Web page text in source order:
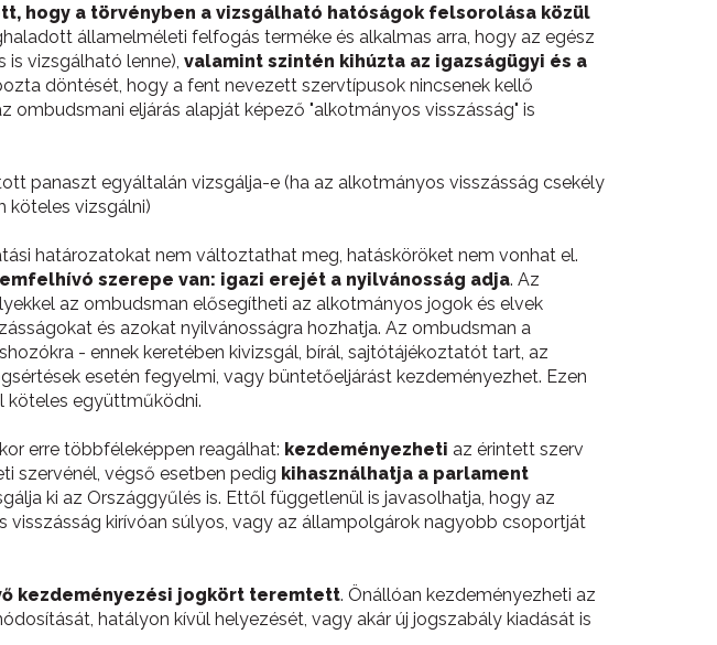
hogy a törvényben a vizsgálható hatóságok felsorolása közül
államelméleti felfogás terméke és alkalmas arra, hogy az egész
is vizsgálható lenne), valamint szintén kihúzta az igazságügyi és a
döntését, hogy a fent nevezett szervtípusok nincsenek kellő
eljárás alapját képező "alkotmányos visszásság" is
panaszt egyáltalán vizsgálja-e (ha az alkotmányos visszásság csekély
köteles vizsgálni)
határozatokat nem változtathat meg, hatásköröket nem vonhat el.
szerepe van: igazi erejét a nyilvánosság adja. Az
az ombudsman elősegítheti az alkotmányos jogok és elvek
és azokat nyilvánosságra hozhatja. Az ombudsman a
- ennek keretében kivizsgál, bírál, sajtótájékoztatót tart, az
esetén fegyelmi, vagy büntetőeljárást kezdeményezhet. Ezen
köteles együttműködni.
erre többféleképpen reagálhat: kezdeményezheti az érintett szerv
szervénél, végső esetben pedig kihasználhatja a parlament
ki az Országgyűlés is. Ettől függetlenül is javasolhatja, hogy az
kirívóan súlyos, vagy az állampolgárok nagyobb csoportját
kezdeményezési jogkört teremtett. Önállóan kezdeményezheti az
hatályon kívül helyezését, vagy akár új jogszabály kiadását is